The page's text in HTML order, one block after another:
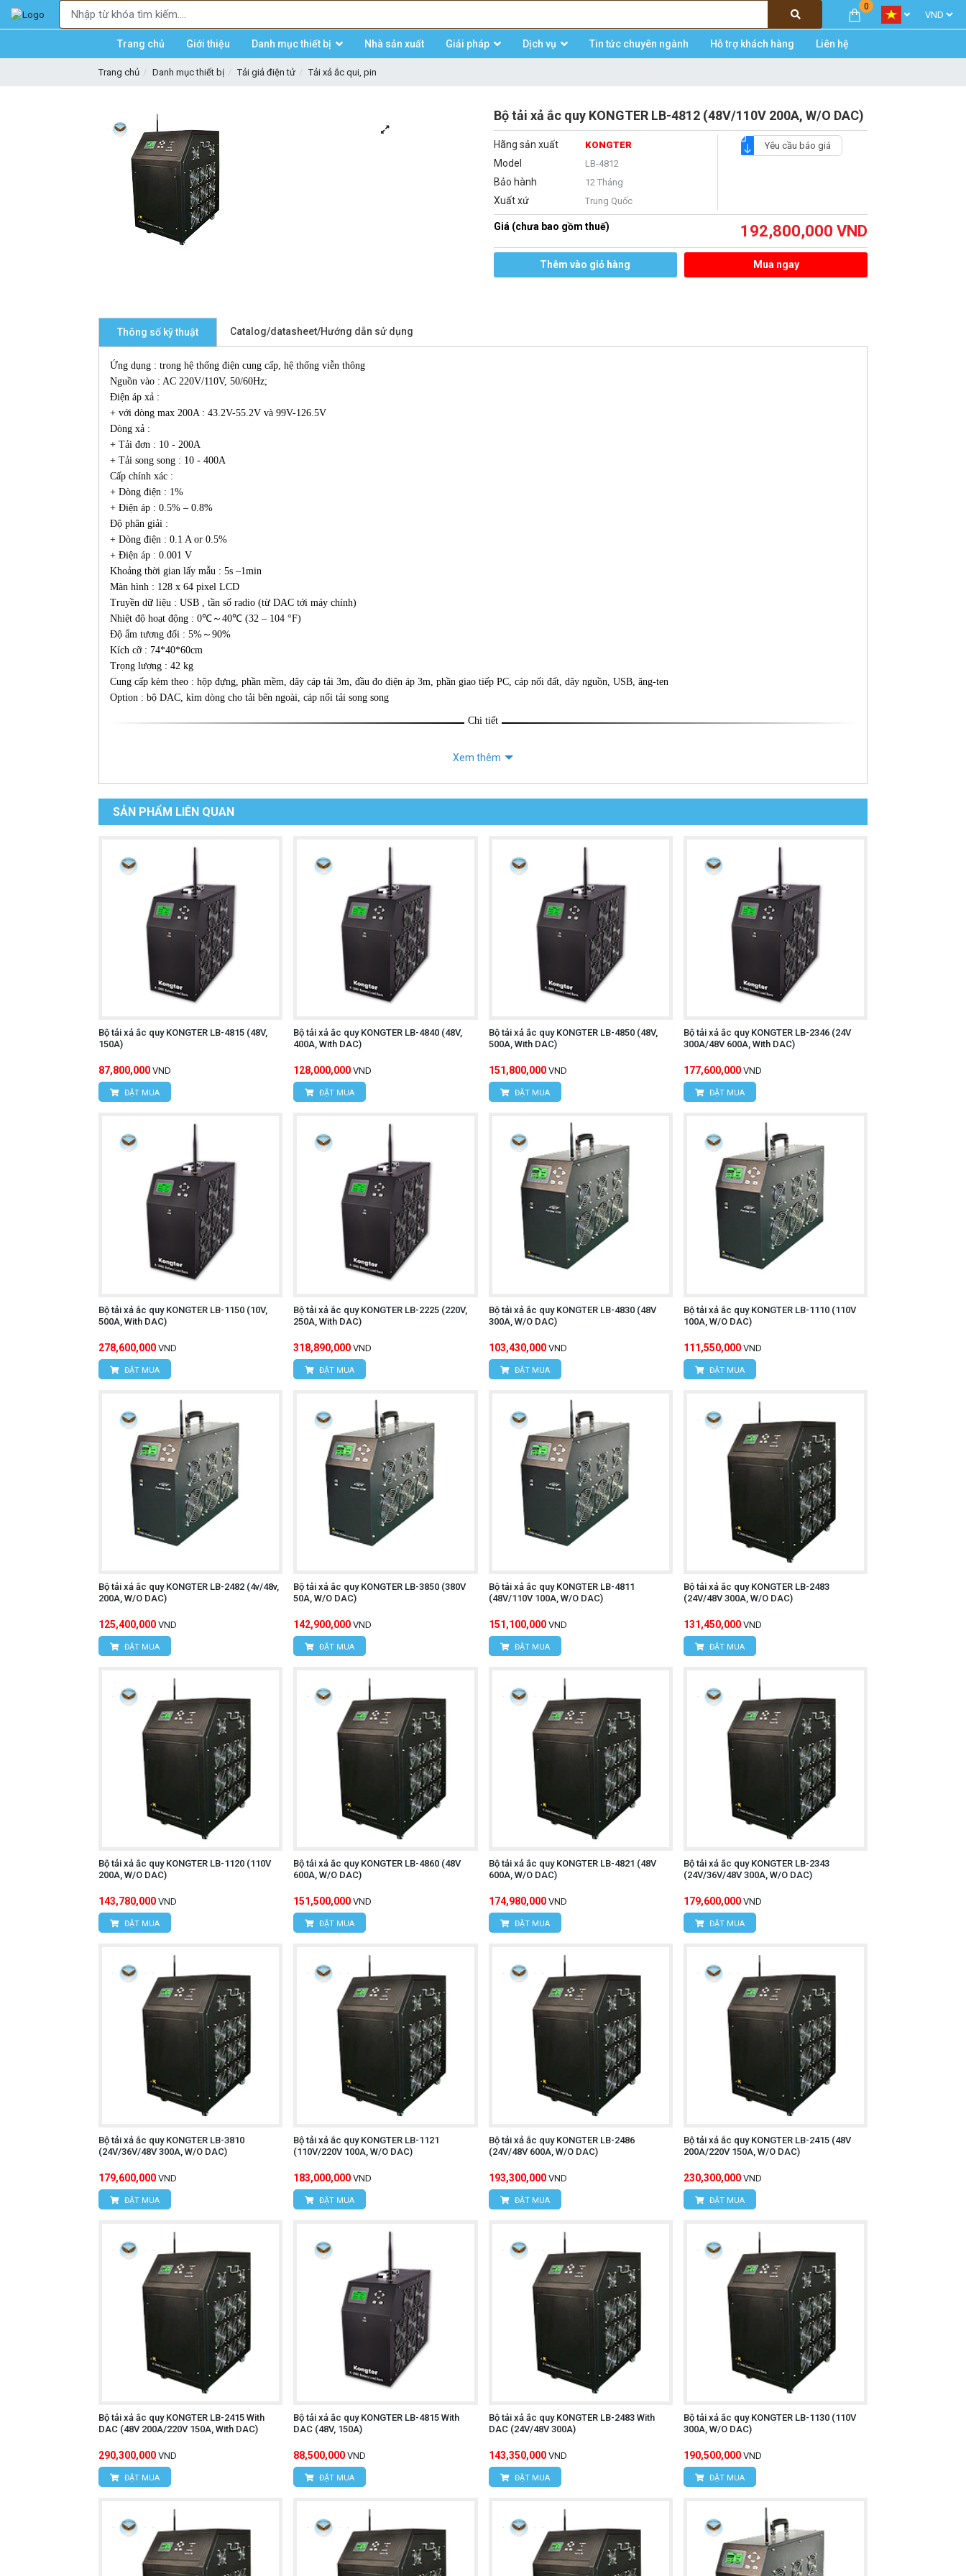
0
Trang chủ Giới thiệu Danh mục thiết bị Nhà sản xuất Giải pháp Dịch vụ Tin tức chuyên ngành Hỗ trợ khách hàng Liên hệ
Trang chủ Danh mục thiết bị Tải giả điện tử Tải xả ắc qui, pin
Bộ tải xả ắc quy KONGTER LB-4812 (48V/110V 200A, W/O DAC)
Hãng sản xuất KONGTER
Model LB-4812
Bảo hành 12 Tháng
Xuất xứ Trung Quốc
Yêu cầu báo giá
Giá (chưa bao gồm thuế) 192,800,000 VND
Thêm vào giỏ hàng Mua ngay
Thông số kỹ thuật Catalog/datasheet/Hướng dẫn sử dụng
Ứng dụng : trong hệ thống điện cung cấp, hệ thống viễn thông
Nguồn vào : AC 220V/110V, 50/60Hz;
Điện áp xả :
+ với dòng max 200A : 43.2V-55.2V và 99V-126.5V
Dòng xả :
+ Tải đơn : 10 - 200A
+ Tải song song : 10 - 400A
Cấp chính xác :
+ Dòng điện : 1%
+ Điện áp : 0.5% – 0.8%
Độ phân giải :
+ Dòng điện : 0.1 A or 0.5%
+ Điện áp : 0.001 V
Khoảng thời gian lấy mẫu : 5s –1min
Màn hình : 128 x 64 pixel LCD
Truyền dữ liệu : USB , tần số radio (từ DAC tới máy chính)
Nhiệt độ hoạt động : 0℃～40℃ (32 – 104 °F)
Độ ẩm tương đối : 5%～90%
Kích cỡ : 74*40*60cm
Trọng lượng : 42 kg
Cung cấp kèm theo : hộp đựng, phần mềm, dây cáp tải 3m, đầu đo điện áp 3m, phần giao tiếp PC, cáp nối đất, dây nguồn, USB, ăng-ten
Option : bộ DAC, kìm dòng cho tải bên ngoài, cáp nối tải song song
Chi tiết
Xem thêm
SẢN PHẨM LIÊN QUAN
Bộ tải xả ắc quy KONGTER LB-4815 (48V,
150A)
87,800,000 VND
ĐẶT MUA
Bộ tải xả ắc quy KONGTER LB-4840 (48V,
400A, With DAC)
128,000,000 VND
ĐẶT MUA
Bộ tải xả ắc quy KONGTER LB-4850 (48V,
500A, With DAC)
151,800,000 VND
ĐẶT MUA
Bộ tải xả ắc quy KONGTER LB-2346 (24V
300A/48V 600A, With DAC)
177,600,000 VND
ĐẶT MUA
Bộ tải xả ắc quy KONGTER LB-1150 (10V,
500A, With DAC)
278,600,000 VND
ĐẶT MUA
Bộ tải xả ắc quy KONGTER LB-2225 (220V,
250A, With DAC)
318,890,000 VND
ĐẶT MUA
Bộ tải xả ắc quy KONGTER LB-4830 (48V
300A, W/O DAC)
103,430,000 VND
ĐẶT MUA
Bộ tải xả ắc quy KONGTER LB-1110 (110V
100A, W/O DAC)
111,550,000 VND
ĐẶT MUA
Bộ tải xả ắc quy KONGTER LB-2482 (4v/48v,
200A, W/O DAC)
125,400,000 VND
ĐẶT MUA
Bộ tải xả ắc quy KONGTER LB-3850 (380V
50A, W/O DAC)
142,900,000 VND
ĐẶT MUA
Bộ tải xả ắc quy KONGTER LB-4811
(48V/110V 100A, W/O DAC)
151,100,000 VND
ĐẶT MUA
Bộ tải xả ắc quy KONGTER LB-2483
(24V/48V 300A, W/O DAC)
131,450,000 VND
ĐẶT MUA
Bộ tải xả ắc quy KONGTER LB-1120 (110V
200A, W/O DAC)
143,780,000 VND
ĐẶT MUA
Bộ tải xả ắc quy KONGTER LB-4860 (48V
600A, W/O DAC)
151,500,000 VND
ĐẶT MUA
Bộ tải xả ắc quy KONGTER LB-4821 (48V
600A, W/O DAC)
174,980,000 VND
ĐẶT MUA
Bộ tải xả ắc quy KONGTER LB-2343
(24V/36V/48V 300A, W/O DAC)
179,600,000 VND
ĐẶT MUA
Bộ tải xả ắc quy KONGTER LB-3810
(24V/36V/48V 300A, W/O DAC)
179,600,000 VND
ĐẶT MUA
Bộ tải xả ắc quy KONGTER LB-1121
(110V/220V 100A, W/O DAC)
183,000,000 VND
ĐẶT MUA
Bộ tải xả ắc quy KONGTER LB-2486
(24V/48V 600A, W/O DAC)
193,300,000 VND
ĐẶT MUA
Bộ tải xả ắc quy KONGTER LB-2415 (48V
200A/220V 150A, W/O DAC)
230,300,000 VND
ĐẶT MUA
Bộ tải xả ắc quy KONGTER LB-2415 With
DAC (48V 200A/220V 150A, With DAC)
290,300,000 VND
ĐẶT MUA
Bộ tải xả ắc quy KONGTER LB-4815 With
DAC (48V, 150A)
88,500,000 VND
ĐẶT MUA
Bộ tải xả ắc quy KONGTER LB-2483 With
DAC (24V/48V 300A)
143,350,000 VND
ĐẶT MUA
Bộ tải xả ắc quy KONGTER LB-1130 (110V
300A, W/O DAC)
190,500,000 VND
ĐẶT MUA